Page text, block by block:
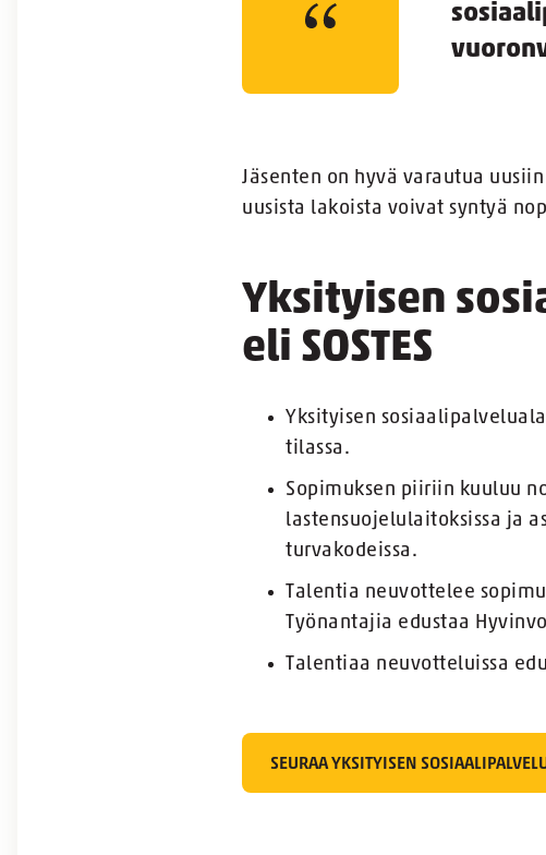
Jäsenten on hyvä varautua
uusista lakoista voivat syntyä
Yksityisen
eli SOSTES
Yksityisen
tilassa.
Sopimuksen piiriin kuuluu
lastensuojelulaitoksissa ja
turvakodeissa.
Talentia neuvottelee
Työnantajia edustaa
Talentiaa neuvotteluissa
SEURAA YKSITYISEN